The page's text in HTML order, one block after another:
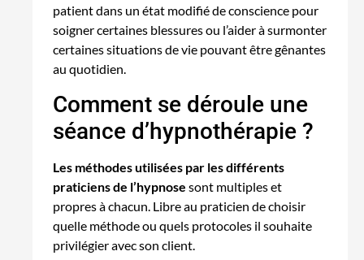
patient dans un état modifié de conscience pour
soigner certaines blessures ou l’aider à surmonter
certaines situations de vie pouvant être gênantes
au quotidien.
Comment se déroule une
séance d’hypnothérapie ?
Les méthodes utilisées par les différents
praticiens de l’hypnose sont multiples et
propres à chacun. Libre au praticien de choisir
quelle méthode ou quels protocoles il souhaite
privilégier avec son client.